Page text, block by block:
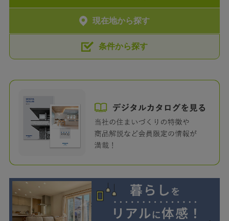
現在地から探す
条件から探す